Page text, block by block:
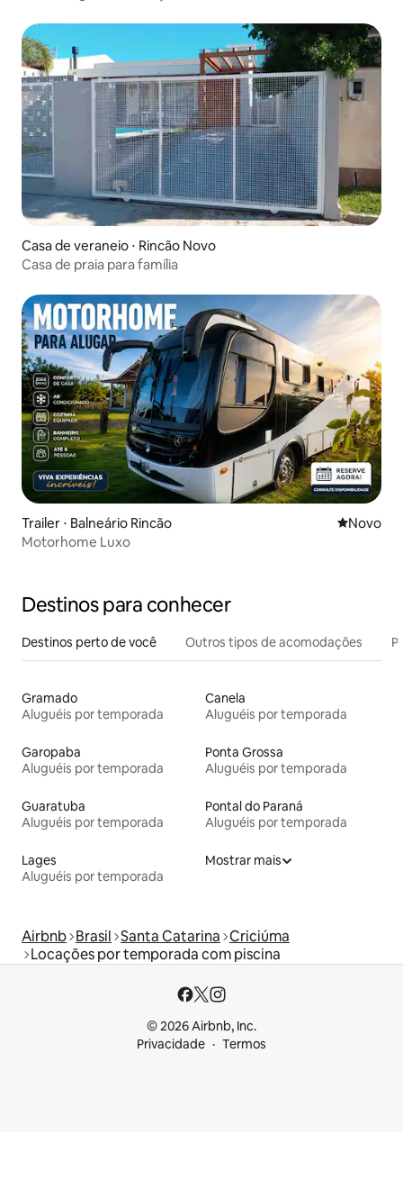
Casa de veraneio ⋅ Rincão Novo
Casa de praia para família
Trailer ⋅ Balneário Rincão Novo
Novo
Motorhome Luxo
Destinos para conhecer
Destinos perto de você Outros tipos de acomodações
Gramado
Aluguéis por temporada
Canela
Aluguéis por temporada
Garopaba
Aluguéis por temporada
Ponta Grossa
Aluguéis por temporada
Guaratuba
Aluguéis por temporada
Pontal do Paraná
Aluguéis por temporada
Lages
Aluguéis por temporada
Mostrar mais
Airbnb Brasil Santa Catarina Criciúma
Locações por temporada com piscina
© 2026 Airbnb, Inc.
Privacidade
Termos